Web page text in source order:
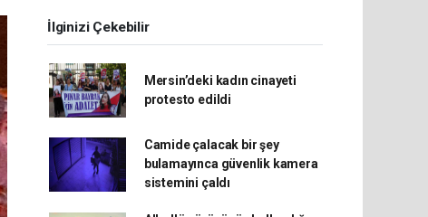
İlginizi Çekebilir
Mersin’deki kadın cinayeti
protesto edildi
Camide çalacak bir şey
bulamayınca güvenlik kamera
sistemini çaldı